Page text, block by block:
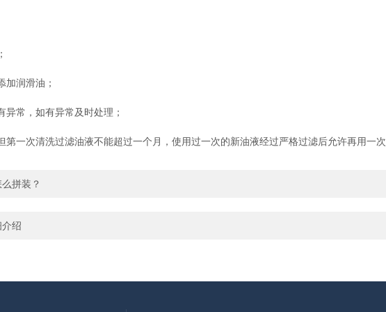
润滑油；
常，如有异常及时处理；
一次清洗过滤油液不能超过一个月，使用过一次的新油液经过严格过滤后允许再用一
拼装？
绍